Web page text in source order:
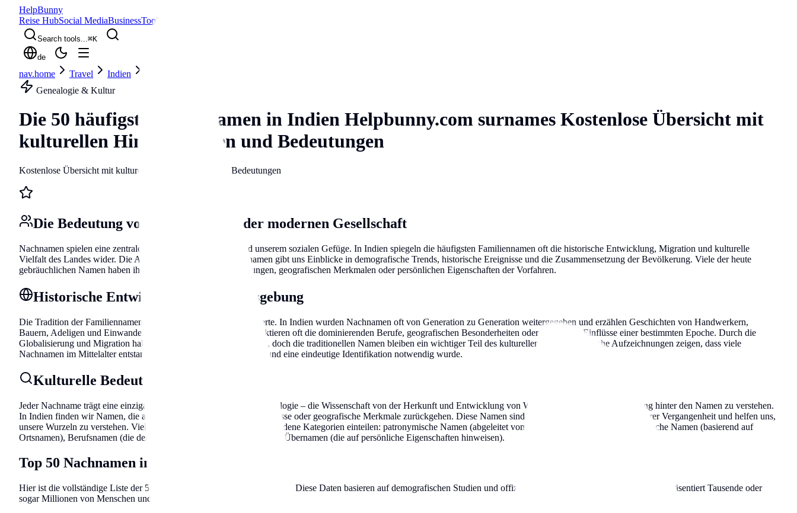
HelpBunny
Reise HubSocial MediaBusinessTools
Search tools...⌘K
de
nav.home Travel Indien
Genealogie & Kultur
Die 50 häufigsten Nachnamen in Indien Helpbunny.com surnames Kostenlose Übersicht mit
kulturellen Hintergründen und Bedeutungen
Kostenlose Übersicht mit kulturellen Hintergründen und Bedeutungen
Die Bedeutung von Nachnamen in der modernen Gesellschaft
Nachnamen spielen eine zentrale Rolle in unserer Identität und unserem sozialen Gefüge. In Indien spiegeln die häufigsten Familiennamen oft die historische Entwicklung, Migration und kulturelle
Vielfalt des Landes wider. Die Analyse der beliebtesten Nachnamen gibt uns Einblicke in demografische Trends, historische Ereignisse und die Zusammensetzung der Bevölkerung. Viele der heute
gebräuchlichen Namen haben ihre Wurzeln in Berufsbezeichnungen, geografischen Merkmalen oder persönlichen Eigenschaften der Vorfahren.
Historische Entwicklung der Namensgebung
Die Tradition der Familiennamen entwickelte sich über Jahrhunderte. In Indien wurden Nachnamen oft von Generation zu Generation weitergegeben und erzählen Geschichten von Handwerkern,
Bauern, Adeligen und Einwanderern. Die häufigsten Namen reflektieren oft die dominierenden Berufe, geografischen Besonderheiten oder kulturellen Einflüsse einer bestimmten Epoche. Durch die
Globalisierung und Migration haben sich Namensmuster verändert, doch die traditionellen Namen bleiben ein wichtiger Teil des kulturellen Erbes. Historische Aufzeichnungen zeigen, dass viele
Nachnamen im Mittelalter entstanden, als die Bevölkerung wuchs und eine eindeutige Identifikation notwendig wurde.
Kulturelle Bedeutung und Etymologie
Jeder Nachname trägt eine einzigartige Geschichte in sich. Die Etymologie – die Wissenschaft von der Herkunft und Entwicklung von Wörtern – hilft uns, die Bedeutung hinter den Namen zu verstehen.
In Indien finden wir Namen, die auf alte Sprachen, historische Ereignisse oder geografische Merkmale zurückgehen. Diese Namen sind lebendige Verbindungen zu unserer Vergangenheit und helfen uns,
unsere Wurzeln zu verstehen. Viele Nachnamen lassen sich in verschiedene Kategorien einteilen: patronymische Namen (abgeleitet vom Vornamen des Vaters), toponymische Namen (basierend auf
Ortsnamen), Berufsnamen (die den Beruf des Vorfahren angeben) und Übernamen (die auf persönliche Eigenschaften hinweisen).
Top 50 Nachnamen in Indien
Hier ist die vollständige Liste der 50 häufigsten Familiennamen in Indien. Diese Daten basieren auf demografischen Studien und offiziellen Statistiken. Jeder dieser Namen repräsentiert Tausende oder
sogar Millionen von Menschen und ihre Familiengeschichten.